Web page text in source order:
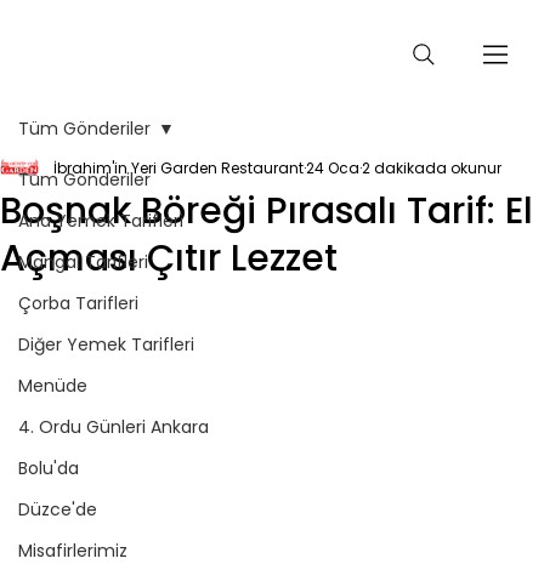
Tüm Gönderiler
Ana Yemek Tarifleri
Mangal Tarifleri
Çorba Tarifleri
Diğer Yemek Tarifleri
Menüde
4. Ordu Günleri Ankara
Bolu'da
Düzce'de
Misafirlerimiz
Tüm Gönderiler
Boşnak Böreği Pırasalı Tarif: El
Açması Çıtır Lezzet
İbrahim'in Yeri Garden Restaurant24 Oca2 dakikada okunur